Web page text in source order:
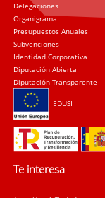
Delegaciones
Organigrama
Presupuestos Anuales
Subvenciones
Identidad Corporativa
Diputación Abierta
Diputación Transparente
EDUSI
Te interesa